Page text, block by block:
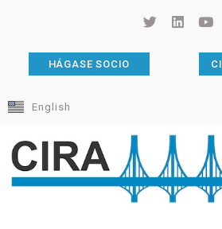
HÁGASE SOCIO
English